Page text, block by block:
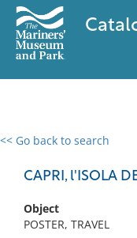
<< Go back to search
CAPRI, l'ISOLA
Object
POSTER, TRAVEL
0 results